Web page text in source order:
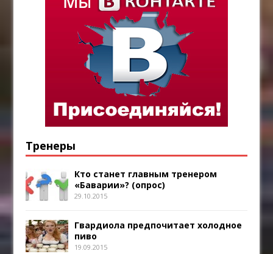
Тренеры
Кто станет главным тренером
«Баварии»? (опрос)
29.10.2015
Гвардиола предпочитает холодное
пиво
19.09.2015